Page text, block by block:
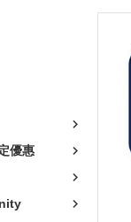
Strong
Insomnia
關鍵靈活
Relaxation
魚油/
蔓越
非變
優惠